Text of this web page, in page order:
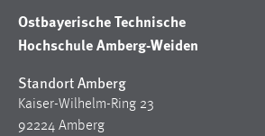
Ostbayerische Technische
Hochschule Amberg-Weiden
Standort Amberg
Kaiser-Wilhelm-Ring 23
92224 Amberg